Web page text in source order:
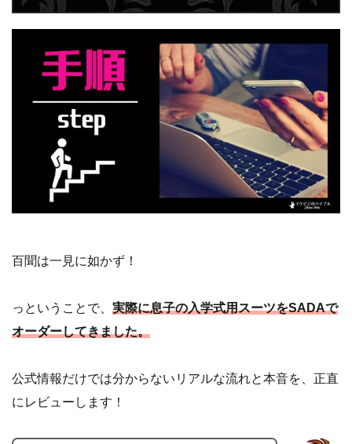
百聞は一見に如かず！
っということで、 実際に息子の入学式用スーツをSADAで
オーダーしてきました。
公式情報だけでは分からないリアルな流れと本音を、正直
にレビューします！